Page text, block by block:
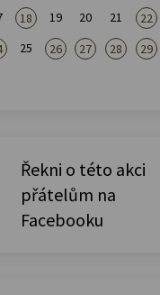
18 19 20 21
22
25 26 27 28
29
Řekni o této akci
přátelům na
Facebooku